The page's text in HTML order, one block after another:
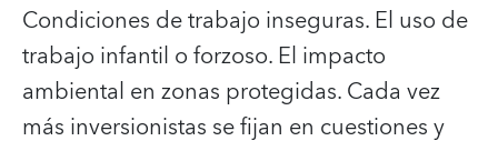
Condiciones de trabajo inseguras. El uso de
trabajo infantil o forzoso. El impacto
ambiental en zonas protegidas.Cada vez
más inversionistas se fijan en cuestiones y